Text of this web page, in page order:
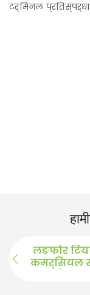
टर्मिनल
लङफोर
कमर्सियल